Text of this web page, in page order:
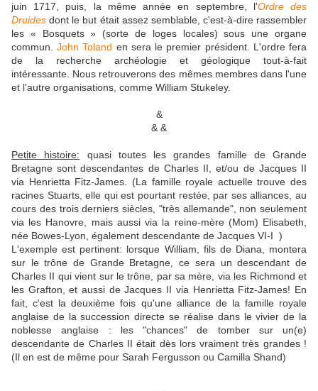
juin 1717, puis, la même année en septembre, l'Ordre des
Druides dont le but était assez semblable, c'est-à-dire rassembler
les « Bosquets » (sorte de loges locales) sous une organe
commun.John Toland en sera le premier président. L'ordre fera
de la recherche archéologie et géologique tout-à-fait
intéressante. Nous retrouverons des mêmes membres dans l'une
et l'autre organisations, comme William Stukeley.
&
& &
Petite histoire:
quasi toutes les grandes famille de Grande
Bretagne sont descendantes de Charles II, et/ou de Jacques II
via Henrietta Fitz-James. (La famille royale actuelle trouve des
racines Stuarts, elle qui est pourtant restée, par ses alliances, au
cours des trois derniers siècles, "très allemande", non seulement
via les Hanovre, mais aussi via la reine-mère (Mom) Elisabeth,
née Bowes-Lyon, également descendante de Jacques VI-I )
L'exemple est pertinent: lorsque William, fils de Diana, montera
sur le trône de Grande Bretagne, ce sera un descendant de
Charles II qui vient sur le trône, par sa mère, via les Richmond et
les Grafton, et aussi de Jacques II via Henrietta Fitz-James! En
fait, c'est la deuxième fois qu'une alliance de la famille royale
anglaise de la succession directe se réalise dans le vivier de la
noblesse anglaise : les "chances" de tomber sur un(e)
descendante de Charles II était dès lors vraiment très grandes !
(Il en est de même pour Sarah Fergusson ou Camilla Shand)